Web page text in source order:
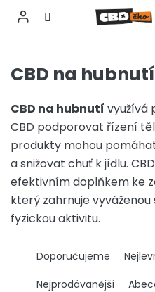
obsah
CBD na hubnutí
CBD na hubnutí využívá
CBD podporovat řízení
produkty mohou
a snižovat chuť k jídlu.
efektivním doplňkem ke
který zahrnuje
fyzickou aktivitu.
Ř
aDoporučujeme
Nejprodávanější